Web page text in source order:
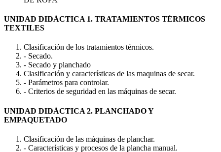
UNIDAD DIDÁCTICA 1. TRATAMIENTOS TÉRMICOS
TEXTILES
Clasificación de los tratamientos térmicos.
- Secado.
- Secado y planchado
Clasificación y características de las maquinas de secar.
- Parámetros para controlar.
- Criterios de seguridad en las máquinas de secar.
UNIDAD DIDÁCTICA 2. PLANCHADO Y
EMPAQUETADO
Clasificación de las máquinas de planchar.
- Características y procesos de la plancha manual.